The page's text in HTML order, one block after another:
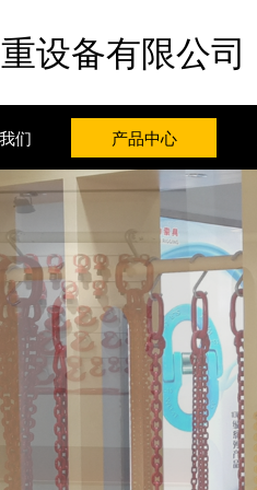
设备有限公司
们 产品中心